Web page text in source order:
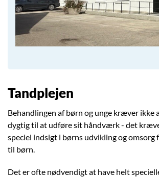
Tandplejen
Behandlingen af børn og unge kræver ikke
dygtig til at udføre sit håndværk - det
speciel indsigt i børns udvikling og
til børn.
Det er ofte nødvendigt at have helt